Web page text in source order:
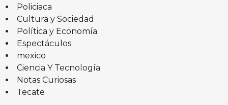
Policiaca
Cultura y Sociedad
Política y Economía
Espectáculos
mexico
Ciencia Y Tecnología
Notas Curiosas
Tecate